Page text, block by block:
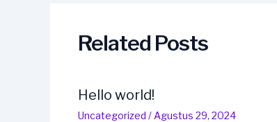
Related Posts
Hello world!
Uncategorized / Agustus 29, 2024